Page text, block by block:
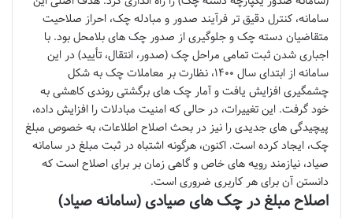
سامانه، کنترل دقیق تر فرآیند صدور و مبادله چک، احراز صلاحیت
متقاضیان دسته چک و جلوگیری از صدور چک های بلامحل بود. با
اجباری شدن ثبت تمامی مراحل چک (صدور، انتقال، تأیید) در این
سامانه از ابتدای سال ۱۴۰۰، نظارت بر معاملات چک به شکل
چشمگیری افزایش یافت و آمار چک های برگشتی روندی کاهشی به
خود گرفت. این تغییرات، در حالی که امنیت مبادلات را افزایش داده،
پیچیدگی های جدیدی را نیز در بحث اصلاح اطلاعات، به خصوص مبلغ
چک، ایجاد کرده است. اکنون، هرگونه اشتباه در ثبت مبلغ در سامانه
صیاد، نیازمند رویه های خاص و گاهی زمان بر برای اصلاح است که
دانستن آن برای هر کاربری ضروری است.
اصلاح مبلغ در چک های صیادی (سامانه صیاد)